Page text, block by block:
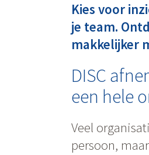
Kies voor
je team.
makkelijker
DISC
een hele
Veel
persoon,